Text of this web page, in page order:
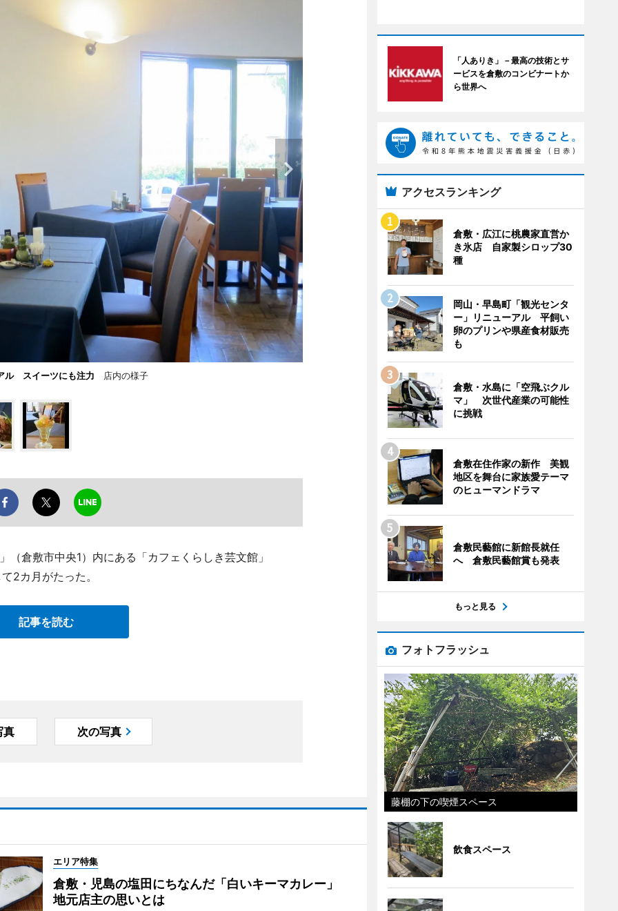
ル スイーツにも注力 店内の様子
倉敷市中央1）内にある「カフェくらしき芸文館」
2カ月がたった。
記事を読む
真 次の写真
エリア特集
倉敷・児島の塩田にちなんだ「白いキーマカレー」
地元店主の思いとは
「人ありき」－最高の技術とサ
ービスを倉敷のコンビナートか
ら世界へ
アクセスランキング
倉敷・広江に桃農家直営か
き氷店 自家製シロップ30
種
岡山・早島町「観光センタ
ー」リニューアル 平飼い
卵のプリンや県産食材販売
も
倉敷・水島に「空飛ぶクル
マ」 次世代産業の可能性
に挑戦
倉敷在住作家の新作 美観
地区を舞台に家族愛テーマ
のヒューマンドラマ
倉敷民藝館に新館長就任
へ 倉敷民藝館賞も発表
もっと見る
フォトフラッシュ
藤棚の下の喫煙スペース
飲食スペース